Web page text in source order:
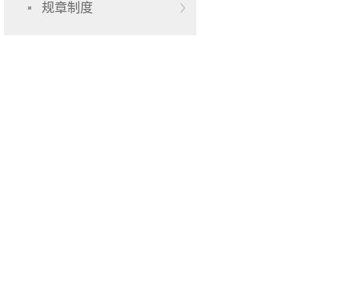
规章制度